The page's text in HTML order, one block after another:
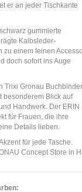
er an jeder Tischkante
gummierte
Kalbsleder-
zu einem feinen
doch sofort ins Auge
Trixi Gronau
besonderem Blick auf
Handwerk. Der ERIN
für Frauen, die ihre
Details lieben.
für jede Tasche.
Concept Store in